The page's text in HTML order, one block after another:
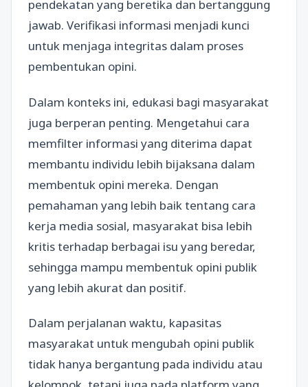
pendekatan yang beretika dan bertanggung
jawab. Verifikasi informasi menjadi kunci
untuk menjaga integritas dalam proses
pembentukan opini.
Dalam konteks ini, edukasi bagi masyarakat
juga berperan penting. Mengetahui cara
memfilter informasi yang diterima dapat
membantu individu lebih bijaksana dalam
membentuk opini mereka. Dengan
pemahaman yang lebih baik tentang cara
kerja media sosial, masyarakat bisa lebih
kritis terhadap berbagai isu yang beredar,
sehingga mampu membentuk opini publik
yang lebih akurat dan positif.
Dalam perjalanan waktu, kapasitas
masyarakat untuk mengubah opini publik
tidak hanya bergantung pada individu atau